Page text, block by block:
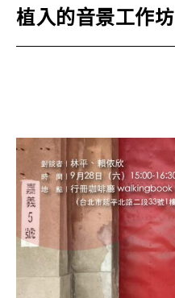
植入的音景工作坊